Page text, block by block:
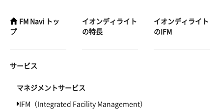
FM Navi トッ
プ
イオンディライト
の特長
イオンディライト
のIFM
サービス
マネジメントサービス
IFM（Integrated Facility Management）